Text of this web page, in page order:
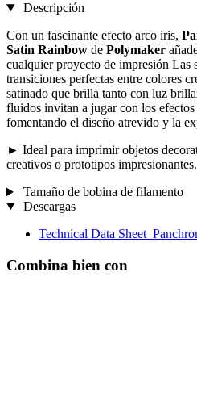
Descripción
Con un fascinante efecto arco iris,
Satin Rainbow de Polymaker
cualquier proyecto de impresión Las
transiciones perfectas entre colores
satinado que brilla tanto con luz
fluidos invitan a jugar con los
fomentando el diseño atrevido y la
► Ideal para imprimir objetos
creativos o prototipos impresionantes.
Tamaño de bobina de filamento
Descargas
Technical Data
Combina bien con